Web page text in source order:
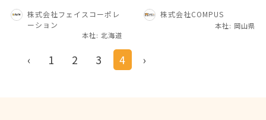
株式会社フェイスコーポレ
ーション
本社: 北海道
株式会社COMPUS
本社: 岡山県
‹ 1 2 3 4 ›